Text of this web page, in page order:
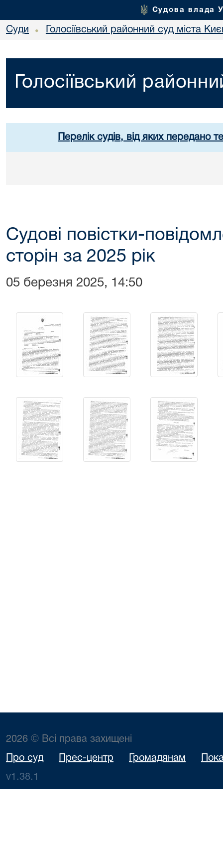
Судова влада
Суди • Голосіївський районний суд міста
Голосіївський
Перелік судів, від яких передано
Судові повістки-
сторін за 2025 рік
05 березня 2025, 14:50
2026 © Всі права захищені
Про суд Прес-центр Громадянам
v1.38.1